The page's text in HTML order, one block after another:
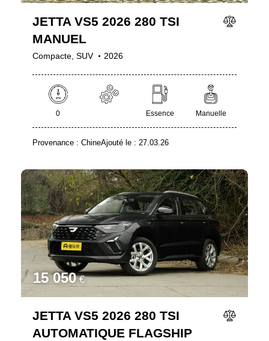
JETTA VS5 2026 280 TSI
MANUEL
Compacte,SUV 2026
0 Essence Manuelle
Provenance : ChineAjouté le : 27.03.26
15 050 €
JETTA VS5 2026 280 TSI
AUTOMATIQUE FLAGSHIP